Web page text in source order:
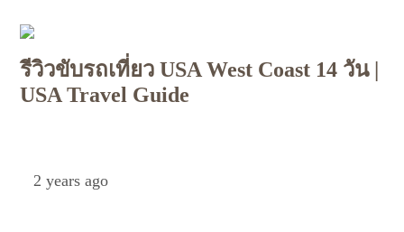
รีวิวขับรถเที่ยว USA West Coast 14 วัน |
USA Travel Guide
2 years ago